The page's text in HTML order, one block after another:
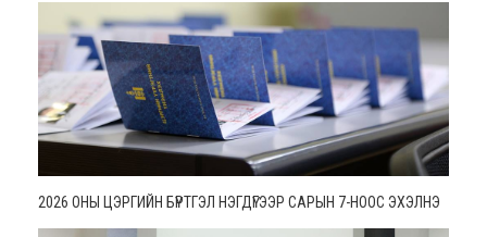
2026 ОНЫ ЦЭРГИЙН БҮРТГЭЛ НЭГДҮГЭЭР САРЫН 7-НООС ЭХЭЛНЭ